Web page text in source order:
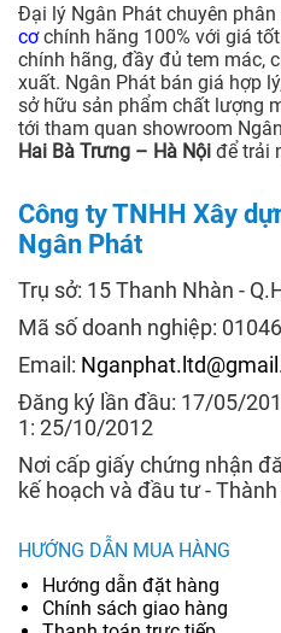
Đại lý Ngân Phát chuyên phân
cơchính hãng 100% với giá
chính hãng, đầy đủ tem mác,
xuất. Ngân Phát bán giá hợp
sở hữu sản phẩm chất lượng
tới tham quan showroom
Hai Bà Trưng – Hà Nội để trải
Công ty TNHH Xây
Ngân Phát
Trụ sở: 15 Thanh Nhàn -
Mã số doanh nghiệp:
Email:
Đăng ký lần đầu: 17/05/
1: 25/10/2012
Nơi cấp giấy chứng nhận
kế hoạch và đầu tư -
HƯỚNG DẪN MUA HÀNG
Hướng dẫn đặt hàng
Chính sách giao hàng